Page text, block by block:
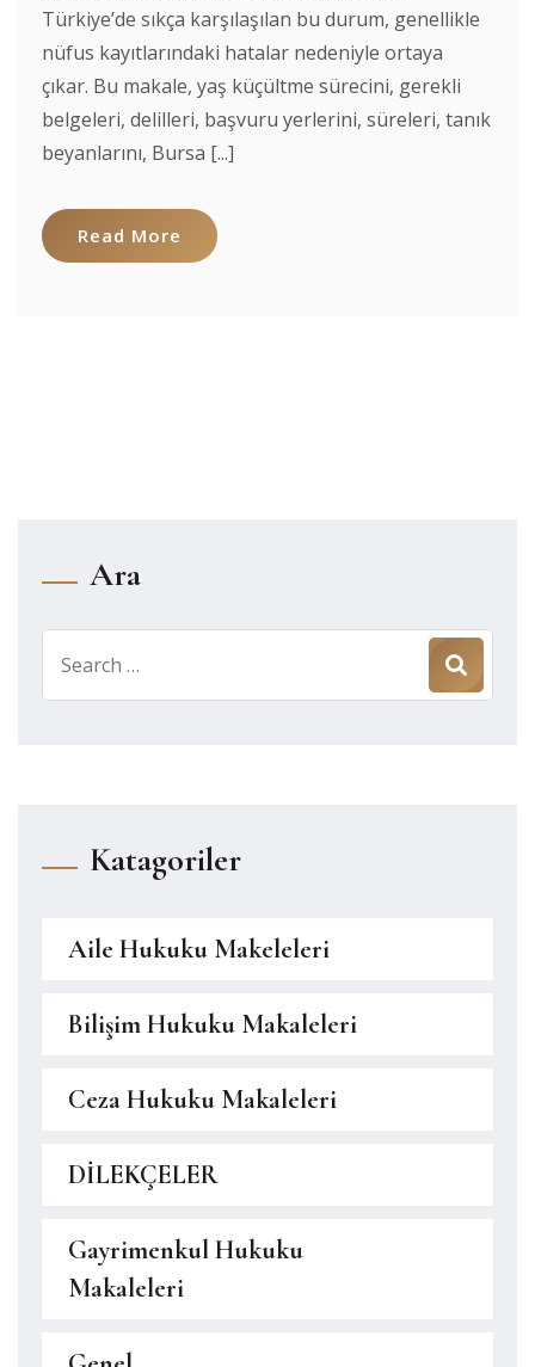
Türkiye’de sıkça karşılaşılan bu durum, genellikle
nüfus kayıtlarındaki hatalar nedeniyle ortaya
çıkar. Bu makale, yaş küçültme sürecini, gerekli
belgeleri, delilleri, başvuru yerlerini, süreleri, tanık
beyanlarını, Bursa [...]
Read More
Ara
for:
Katagoriler
Aile Hukuku Makeleleri
Bilişim Hukuku Makaleleri
Ceza Hukuku Makaleleri
DİLEKÇELER
Gayrimenkul Hukuku
Makaleleri